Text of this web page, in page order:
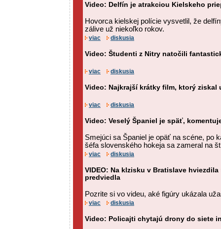
Video: Delfín je atrakciou Kielskeho
Hovorca kielskej polície vysvetlil, že
zálive už niekoľko rokov.
viac diskusia
Video: Študenti z Nitry natočili
viac diskusia
Video: Najkrajší krátky film, ktorý ziskal
viac diskusia
Video: Veselý Španiel je späť,
Smejúci sa Španiel je opäť na scéne, po
šéfa slovenského hokeja sa zameral na
viac diskusia
VIDEO: Na klzisku v Bratislave hviezdila
predviedla
Pozrite si vo videu, aké figúry ukázala
viac diskusia
Video: Policajti chytajú drony do siete